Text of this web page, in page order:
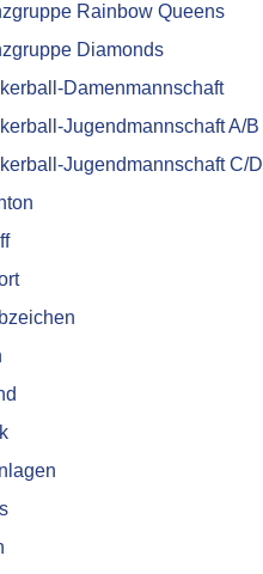
Rainbow Queens
Diamonds
Damenmannschaft
Jugendmannschaft A/B
Jugendmannschaft C/D